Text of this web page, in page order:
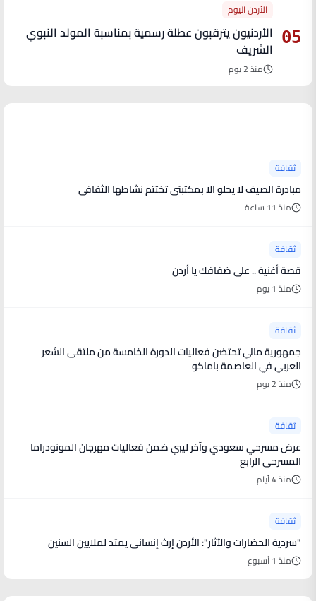
05
الأردن اليوم
الأردنيون يترقبون عطلة رسمية بمناسبة المولد النبوي
الشريف
منذ 2 يوم
ثقافة
مبادرة الصيف لا يحلو الا بمكتبتي تختتم نشاطها الثقافي
منذ 11 ساعة
ثقافة
قصة أغنية .. على ضفافك يا أردن
منذ 1 يوم
ثقافة
جمهورية مالي تحتضن فعاليات الدورة الخامسة من ملتقى الشعر
العربي في العاصمة باماكو
منذ 2 يوم
ثقافة
عرض مسرحي سعودي وآخر ليبي ضمن فعاليات مهرجان المونودراما
المسرحي الرابع
منذ 4 أيام
ثقافة
"سردية الحضارات والآثار": الأردن إرث إنساني يمتد لملايين السنين
منذ 1 أسبوع